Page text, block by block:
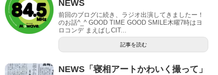
NEWS
前回のブログに続き、ラジオ出演してきましたー！
のお話^_^ GOOD TIME GOOD SMILE木曜7時はヨ
ロコンデ まえばしCIT...
記事を読む
NEWS「寝相アートかわいく撮って」